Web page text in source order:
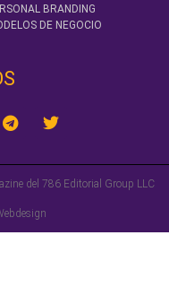
BRANDING
DE NEGOCIO
del 786 Editorial Group LLC